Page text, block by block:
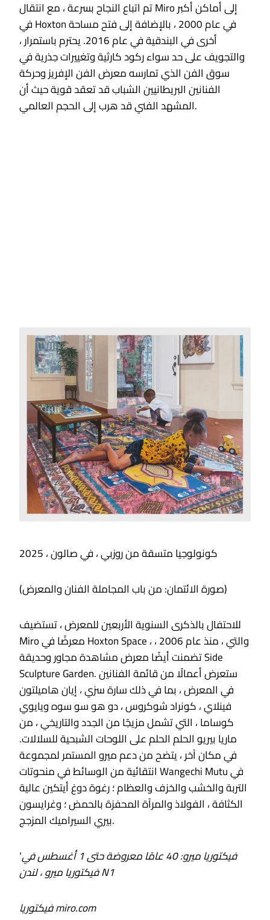
تم اتباع النجاح بسرعة ، مع انتقال Miro إلى أماكن أكبر
في Hoxton في عام 2000 ، بالإضافة إلى فتح مساحة
أخرى في البندقية في عام 2016. يحترم باستمرار ،
والتجويف على حد سواء ركود كارثية وتغييرات جذرية في
سوق الفن الذي تمارسه معرض الفن الإفريز وحركة
الفنانين البريطانيين الشباب قد تعقد قوية حيث أن
المشهد الفني قد هرب إلى الحجم العالمي.
كونولوجيا متسقة من روزبي ، في صالون ، 2025
(صورة الائتمان: من باب المجاملة الفنان والمعرض)
للاحتفال بالذكرى السنوية الأربعين للمعرض ، تستضيف
Miro معرضًا في Hoxton Space ، والتي ، منذ عام 2006 ،
تضمنت أيضًا معرض مشاهدة مجاور وحديقة Side
Sculpture Garden. ستعرض أعمالًا من قائمة الفنانين
في المعرض ، بما في ذلك سارة سزي ، إيان هاميلتون
فينلاي ، كونراد شوكروس ، دو هو سو سوه ويايوي
كوساما ، التي تشمل مزيجًا من الجدد والتاريخي ، من
ماريا بيريو الحلم الحلم على اللوحات الشبحية للسلالات.
في مكان آخر ، يتضح من دعم ميرو المستمر لمجموعة
انتقائية من الوسائط في منحوتات Wangechi Mutu في
التربة والخشب والخزف والعظام ؛ رغوة دوغ أيتكين عالية
الكثافة ، الفولاذ والمرآة المحفزة بالحمض ؛ وغرايسون
بيري السيراميك المزجج.
‘فيكتوريا ميرو: 40 عامًا معروضة حتى 1 أغسطس في
فيكتوريا ميرو ، لندن N1
فيكتوريا miro.com